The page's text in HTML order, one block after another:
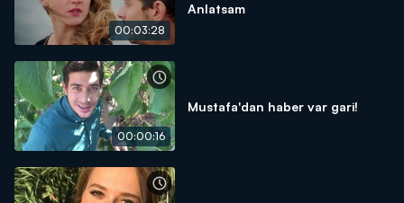
00:03:28
Anlatsam
00:00:16
Mustafa'dan haber var gari!